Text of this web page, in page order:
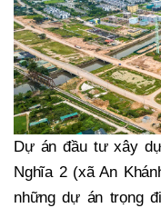
Dự án đầu tư xây
Nghĩa 2 (xã An
những dự án trọng